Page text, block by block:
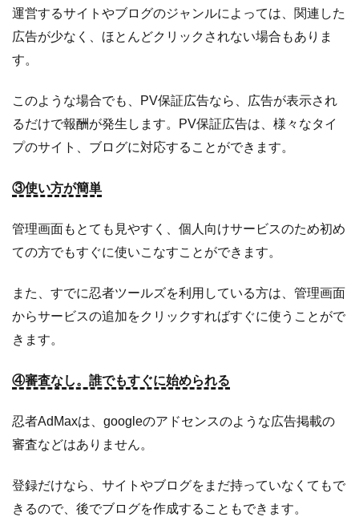
運営するサイトやブログのジャンルによっては、関連した
広告が少なく、ほとんどクリックされない場合もありま
す。
このような場合でも、PV保証広告なら、広告が表示され
るだけで報酬が発生します。PV保証広告は、様々なタイ
プのサイト、ブログに対応することができます。
③使い方が簡単
管理画面もとても見やすく、個人向けサービスのため初め
ての方でもすぐに使いこなすことができます。
また、すでに忍者ツールズを利用している方は、管理画面
からサービスの追加をクリックすればすぐに使うことがで
きます。
④審査なし。誰でもすぐに始められる
忍者AdMaxは、googleのアドセンスのような広告掲載の
審査などはありません。
登録だけなら、サイトやブログをまだ持っていなくてもで
きるので、後でブログを作成することもできます。